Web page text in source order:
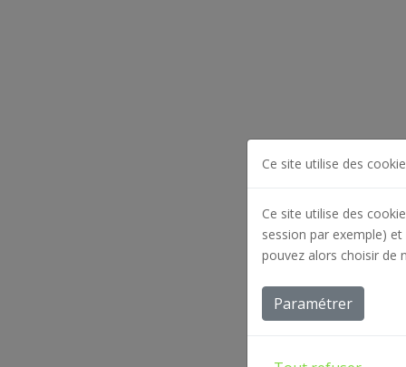
Ce site utilise des
Ce site utilise des
session par exemple)
pouvez alors choisir de
Paramétrer